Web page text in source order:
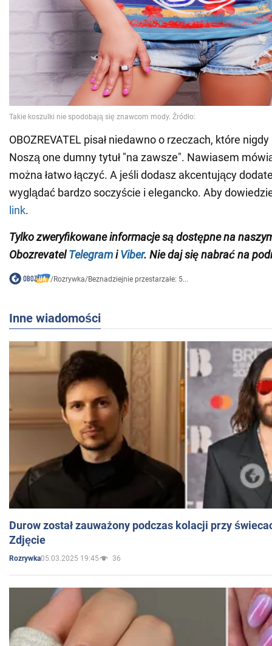
OBOZREVATEL pisał niedawno o rzeczach, które
Noszą one dumny tytuł "na zawsze". Nawiasem
można łatwo łączyć. A jeśli dodasz akcentujący
wyglądać bardzo soczyście i elegancko. Aby
link.
Tylko zweryfikowane informacje są dostępne na
ObozrevatelTelegramiViber. Nie daj się nabrać na
/Rozrywka/Beznadziejnie przestarzałe: 5...
Inne wiadomości
Durow został zauważony podczas kolacji przy
Zdjęcie
Rozrywka05.03.2025 19:45 36